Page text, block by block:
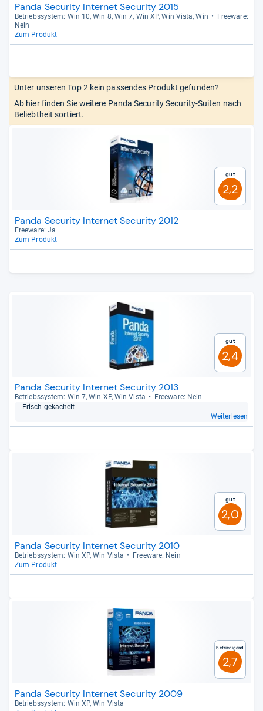
Panda Security Internet Security 2015
Betriebs­sys­tem: Win 10, Win 8, Win 7, Win XP, Win Vista, Win
Free­ware:
Nein
Zum Produkt
Unter unseren Top 2 kein passendes Produkt gefunden?
Ab hier finden Sie weitere Panda Security Security-Suiten nach
Beliebtheit sortiert.
Gut
2,2
Panda Security Internet Security 2012
Free­ware: Ja
Zum Produkt
Gut
2,4
Panda Security Internet Security 2013
Betriebs­sys­tem: Win 7, Win XP, Win Vista
Free­ware: Nein
Frisch geka­chelt
Weiterlesen
Gut
2,0
Panda Security Internet Security 2010
Betriebs­sys­tem: Win XP, Win Vista
Free­ware: Nein
Zum Produkt
Befriedigend
2,7
Panda Security Internet Security 2009
Betriebs­sys­tem: Win XP, Win Vista